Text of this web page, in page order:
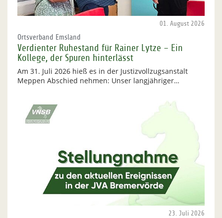
01. August 2026
Ortsverband Emsland
Verdienter Ruhestand für Rainer Lytze – Ein
Kollege, der Spuren hinterlässt
Am 31. Juli 2026 hieß es in der Justizvollzugsanstalt
Meppen Abschied nehmen: Unser langjähriger…
23. Juli 2026